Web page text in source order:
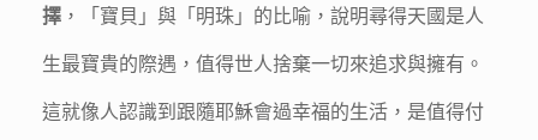
擇 ，「寶貝」與「明珠」的比喻，說明尋得天國是人
生最寶貴的際遇，值得世人捨棄一切來追求與擁有。
這就像人認識到跟隨耶穌會過幸福的生活，是值得付